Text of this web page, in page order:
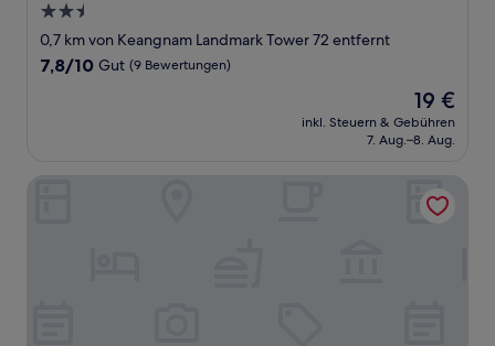
2.5-
Sterne-
Unterkunft
0,7 km von Keangnam Landmark Tower 72 entfernt
7.8
7,8/10 Gut (9 Bewertungen)
Der
Preis
beträgt
19 €
inkl. Steuern & Gebühren
7. Aug.–8. Aug.